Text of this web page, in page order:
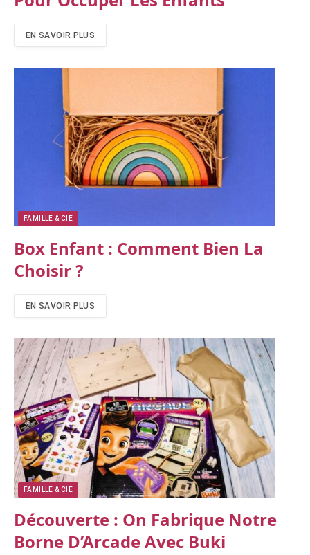
EN SAVOIR PLUS
FAMILLE & CIE
Box Enfant : Comment Bien La
Choisir ?
EN SAVOIR PLUS
FAMILLE & CIE
Découverte : On Fabrique Notre
Borne D’Arcade Avec Buki